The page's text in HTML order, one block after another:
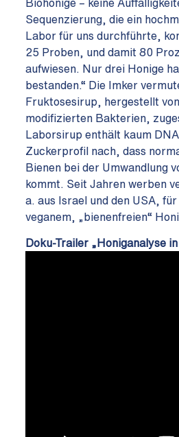
Biohonige – keine
Sequenzierung, die ein
Labor für uns durchführte,
25 Proben, und damit 80
aufwiesen. Nur drei Honige
bestanden.“ Die Imker
Fruktosesirup, hergestellt
modifizierten Bakterien,
Laborsirup enthält kaum
Zuckerprofil nach, dass
Bienen bei der Umwandlung
kommt. Seit Jahren werben
a. aus Israel und den USA,
veganem, „bienenfreien“
Doku-Trailer „Honiganalyse